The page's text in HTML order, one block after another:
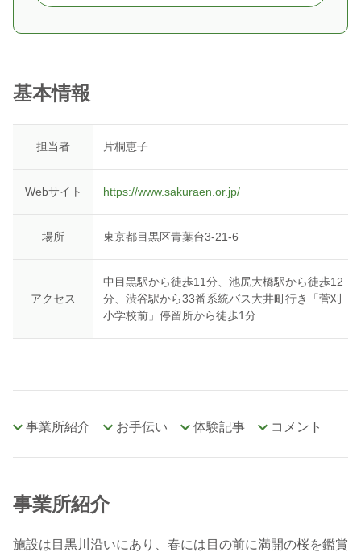
基本情報
担当者 片桐恵子
Webサイト https://www.sakuraen.or.jp/
場所 東京都目黒区青葉台3-21-6
アクセス
中目黒駅から徒歩11分、池尻大橋駅から徒歩12
分、渋谷駅から33番系統バス大井町行き「菅刈
小学校前」停留所から徒歩1分
事業所紹介 お手伝い 体験記事 コメント
事業所紹介
施設は目黒川沿いにあり、春には目の前に満開の桜を鑑賞